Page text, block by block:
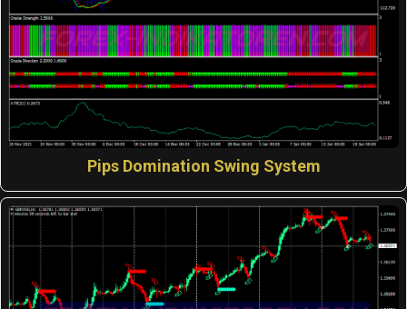
Pips Domination Swing System